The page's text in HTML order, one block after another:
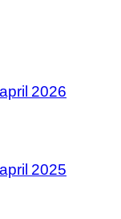
2026
2025